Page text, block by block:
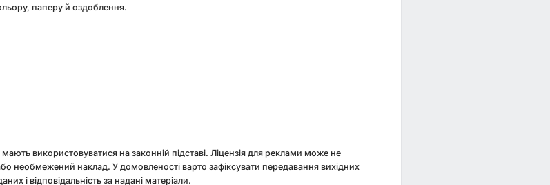
паперу й оздоблення.
використовуватися на законній підставі. Ліцензія для реклами може не
необмежений наклад. У домовленості варто зафіксувати передавання вихідних
і відповідальність за надані матеріали.